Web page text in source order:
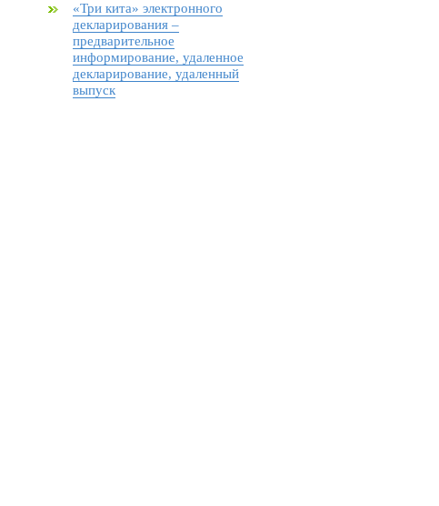
«Три кита» электронного
декларирования –
предварительное
информирование, удаленное
декларирование, удаленный
выпуск